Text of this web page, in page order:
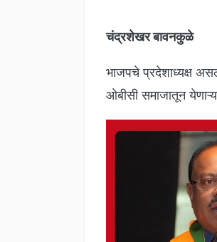
चंद्रशेखर बावनकुळे
भाजपचे प्रदेशाध्यक्ष
ओबीसी समाजातून